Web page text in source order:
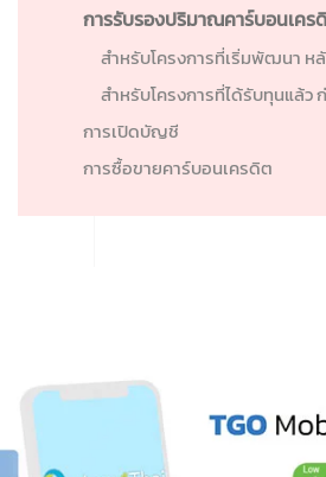
การรับรองปริมาณคาร์บอนเคร
สำหรับโครงการที่เริ่มพัฒนา ห
สำหรับโครงการที่ได้รับทุนแล้ว
การเปิดบัญชี
การซื้อขายคาร์บอนเครดิต